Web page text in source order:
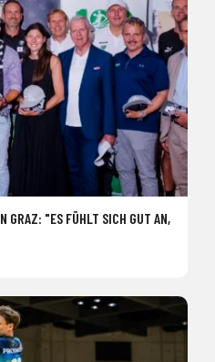
GRAZ: "ES FÜHLT SICH GUT AN,